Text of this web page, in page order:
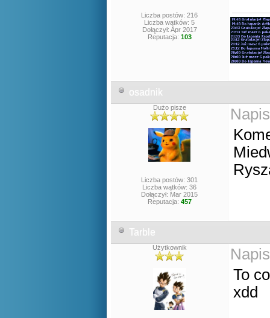
Liczba postów: 216
Liczba wątków: 5
Dołączył: Apr 2017
Reputacja: 103
osadnik
Dużo pisze
Liczba postów: 301
Liczba wątków: 36
Dołączył: Mar 2015
Reputacja: 457
Tarble
Użytkownik
To
xdd